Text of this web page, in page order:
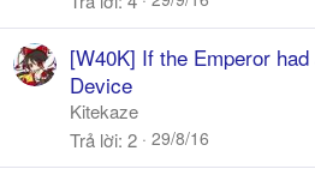
[W40K] If the Emperor
Device
Kitekaze
Trả lời 2 29/8/16